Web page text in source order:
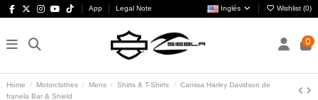
App Legal Note Inglés Wishlist (0)
0
Home Motorclothes Mens Shirts & T-Shirts
Camisa Harley Davidson de
franela Bar & Shield